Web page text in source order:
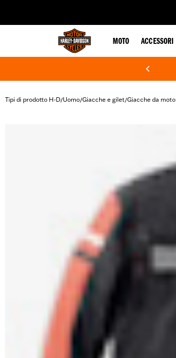
MOTO ACCESSORI
Tipi di prodotto H-D/Uomo/Giacche e gilet/Giacche da moto